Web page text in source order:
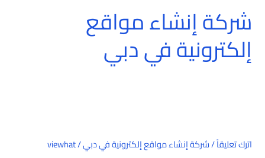
شركة إنشاء مواقع
إلكترونية في دبي
اترك تعليقاً/شركة إنشاء مواقع إلكترونية في دبي/
viewhat